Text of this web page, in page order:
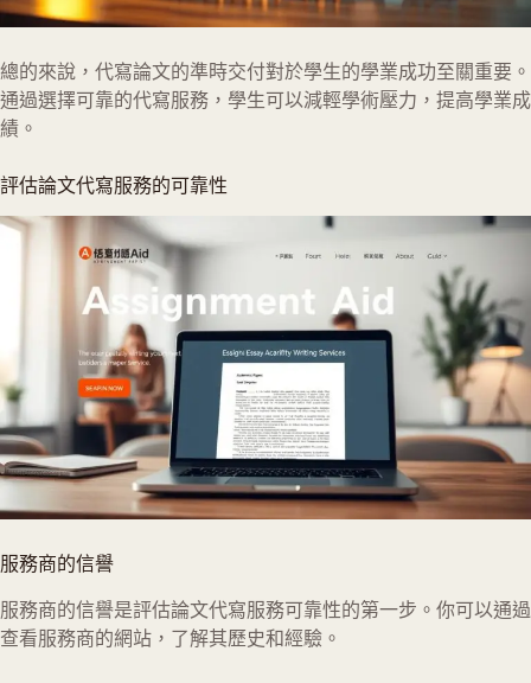
總的來說，代寫論文的準時交付對於學生的學業成功至關重要。
通過選擇可靠的代寫服務，學生可以減輕學術壓力，提高學業成
績。
評估論文代寫服務的可靠性
服務商的信譽
服務商的信譽是評估論文代寫服務可靠性的第一步。你可以通過
查看服務商的網站，了解其歷史和經驗。